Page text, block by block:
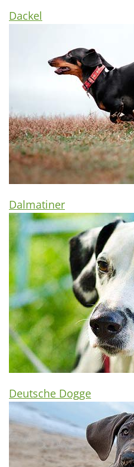
Dackel
Dalmatiner
Deutsche Dogge